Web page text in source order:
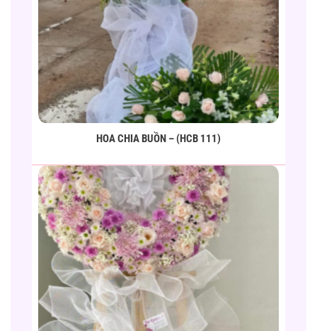
HOA CHIA BUỒN – (HCB 111)